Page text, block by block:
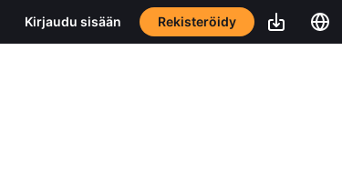
Kirjaudu sisään Rekisteröidy